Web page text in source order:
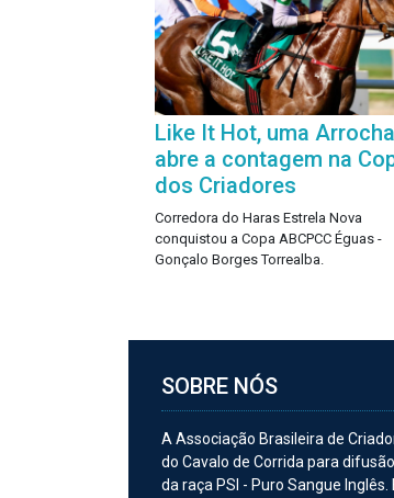
Like It Hot, uma
abre a contagem na
dos Criadores
Corredora do Haras Estrela Nova
conquistou a Copa ABCPCC Éguas -
Gonçalo Borges Torrealba.
SOBRE NÓS
A Associação Brasileira de
do Cavalo de Corrida para
da raça PSI - Puro Sangue Inglês.